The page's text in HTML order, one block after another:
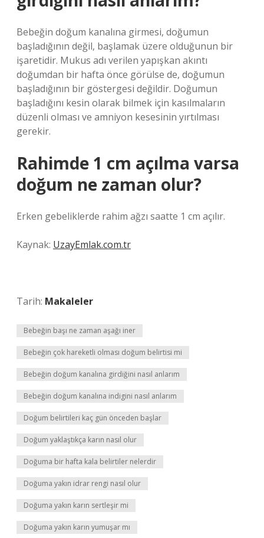
Bebeğin doğum kanalına girmesi, doğumun
başladığının değil, başlamak üzere olduğunun bir
işaretidir. Mukus adı verilen yapışkan akıntı
doğumdan bir hafta önce görülse de, doğumun
başladığının bir göstergesi değildir. Doğumun
başladığını kesin olarak bilmek için kasılmaların
düzenli olması ve amniyon kesesinin yırtılması
gerekir.
Rahimde 1 cm açılma varsa
doğum ne zaman olur?
Erken gebeliklerde rahim ağzı saatte 1 cm açılır.
Kaynak: UzayEmlak.com.tr
Tarih: Makaleler
Bebeğin başı ne zaman aşağı iner
Bebeğin çok hareketli olması doğum belirtisi mi
Bebeğin doğum kanalına girdiğini nasıl anlarım
Bebeğin doğum kanalına indigini nasıl anlarım
Doğum belirtileri kaç gün önceden başlar
Doğum yaklaştıkça karın nasıl olur
Doğuma bir hafta kala belirtiler nelerdir
Doğuma yakın idrar rengi nasıl olur
Doğuma yakın karın sertleşir mi
Doğuma yakın karın yumuşar mı